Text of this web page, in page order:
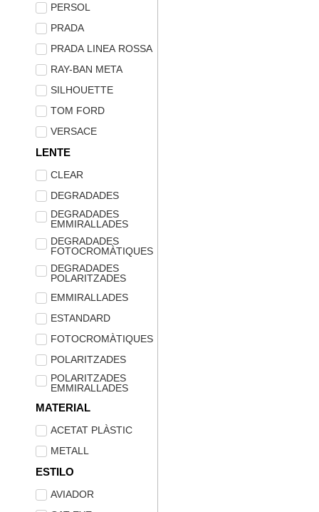
PERSOL
PRADA
PRADA LINEA ROSSA
RAY-BAN META
SILHOUETTE
TOM FORD
VERSACE
LENTE
CLEAR
DEGRADADES
DEGRADADES
EMMIRALLADES
DEGRADADES
FOTOCROMÀTIQUES
DEGRADADES
POLARITZADES
EMMIRALLADES
ESTANDARD
FOTOCROMÀTIQUES
POLARITZADES
POLARITZADES
EMMIRALLADES
MATERIAL
ACETAT PLÀSTIC
METALL
ESTILO
AVIADOR